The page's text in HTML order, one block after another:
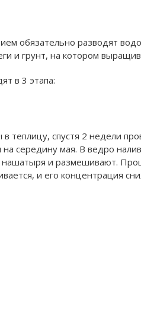
обязательно разводят
и грунт, на котором
в 3 этапа:
теплицу, спустя 2 недели
середину мая. В ведро
нашатыря и размешивают.
и его концентрация